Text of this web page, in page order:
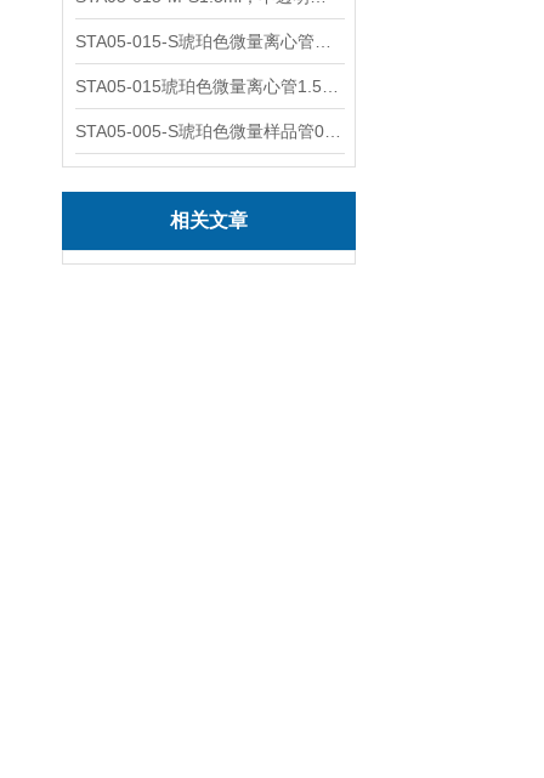
相关文章